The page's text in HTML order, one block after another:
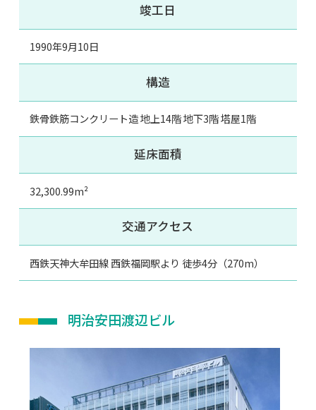
竣工日
1990年9月10日
構造
鉄骨鉄筋コンクリート造 地上14階 地下3階 塔屋1階
延床面積
32,300.99m²
交通アクセス
西鉄天神大牟田線 西鉄福岡駅より 徒歩4分（270m）
明治安田渡辺ビル